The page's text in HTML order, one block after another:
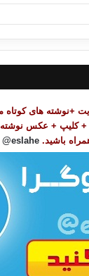
+نوشته های کوتاه
کلیپ + عکس نوشته
باشید. eslahe@